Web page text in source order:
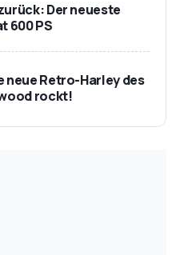
Der neueste
600 PS
neue Retro-Harley des
rockt!